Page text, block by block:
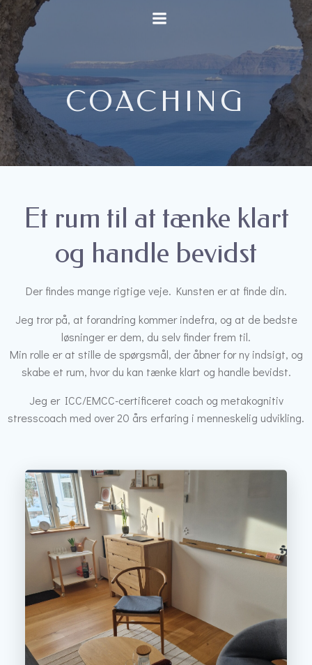
til
COACHING
Et rum til at tænke klart
og handle bevidst
Der findes mange rigtige veje. Kunsten er at finde din.
Jeg tror på, at forandring kommer indefra, og at de bedste
løsninger er dem, du selv finder frem til.
Min rolle er at stille de spørgsmål, der åbner for ny indsigt, og
skabe et rum, hvor du kan tænke klart og handle bevidst.
Jeg er ICC/EMCC-certificeret coach og metakognitiv
stresscoach med over 20 års erfaring i menneskelig udvikling.